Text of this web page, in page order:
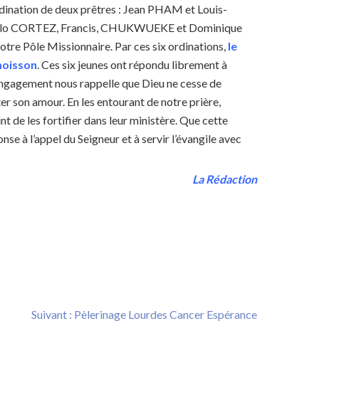
de deux prêtres : Jean PHAM et Louis-
CORTEZ, Francis, CHUKWUEKE et Dominique
Pôle Missionnaire. Par ces six ordinations, le
. Ces six jeunes ont répondu librement à
nous rappelle que Dieu ne cesse de
son amour. En les entourant de notre prière,
de les fortifier dans leur ministère. Que cette
à l’appel du Seigneur et à servir l’évangile avec
La Rédaction
Suivant : Next
Pèlerinage Lourdes Cancer Espérance